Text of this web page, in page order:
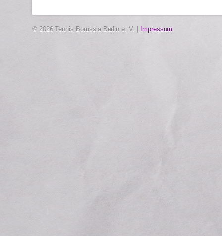
© 2026 Tennis Borussia Berlin e. V. | Impressum